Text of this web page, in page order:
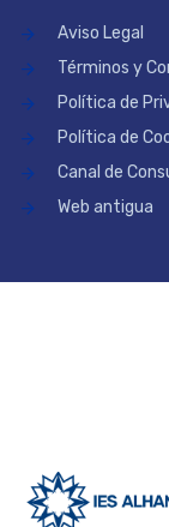
Aviso Legal
Términos y
Política de
Política de
Canal de
Web antigua